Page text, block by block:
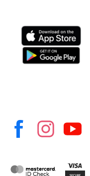
Το μήνυμά σας